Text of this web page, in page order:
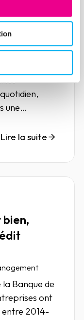
en
une
Lire la suite
bien,
Banque de
ont
2014-